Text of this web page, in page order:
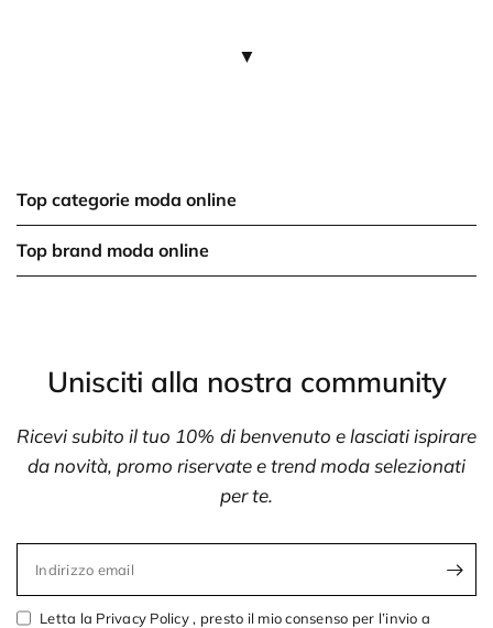
▼
Top categorie moda online
Top brand moda online
Unisciti alla nostra community
Ricevi subito il tuo 10% di benvenuto e lasciati ispirare
da novità, promo riservate e trend moda selezionati
per te.
Indirizzo email
Letta la Privacy Policy , presto il mio consenso per l’invio a